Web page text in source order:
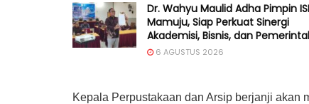
Dr. Wahyu Maulid Adha Pimpin
Mamuju, Siap Perkuat Sinergi
Akademisi, Bisnis, dan
6 AGUSTUS 2026
Kepala Perpustakaan dan Arsip berjanji akan